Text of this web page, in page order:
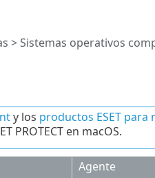
>Sistemas operativos
y los productos ESET para
PROTECT en macOS.
Agente